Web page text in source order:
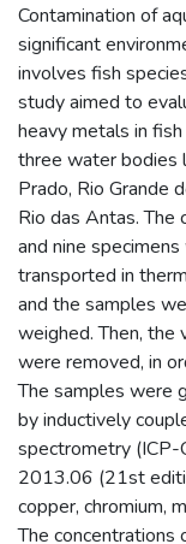
Contamination of
significant
involves fish
study aimed to
heavy metals in
three water bodies
Prado, Rio Grande
Rio das Antas.
and nine
transported in
and the samples
weighed. Then, the
were removed, in
The samples were
by inductively
spectrometry (ICP-
2013.06 (21st
copper, chromium,
The